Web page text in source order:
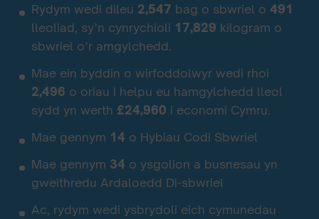
Rydym wedi dileu 2,547 bag o sbwriel o 491
lleoliad, sy’n cynrychioli 17,829 kilogram o
sbwriel o’r amgylchedd.
Mae ein byddin o wirfoddolwyr wedi rhoi
2,496 o oriau i helpu eu hamgylchedd lleol
sydd yn werth £24,960 i economi Cymru.
Mae gennym 14 o Hybiau Codi Sbwriel
Mae gennym 34 o ysgolion a busnesau yn
gweithredu Ardaloedd Di-sbwriel
Ac, rydym wedi ysbrydoli eich cymunedau